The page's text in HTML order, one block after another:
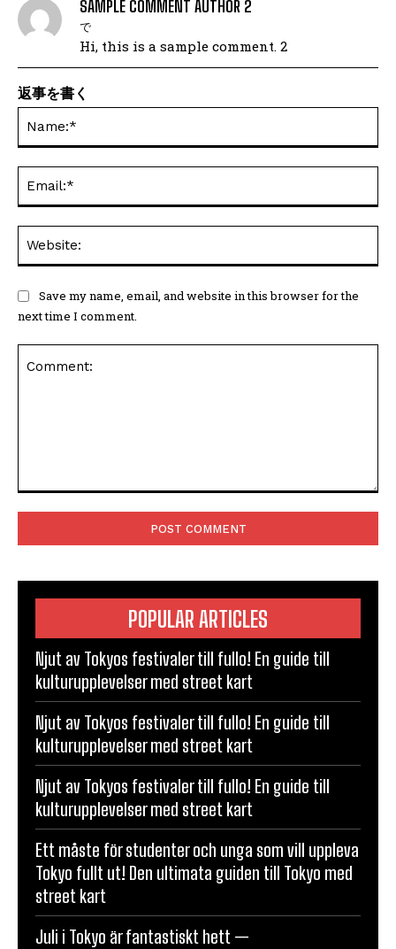
SAMPLE COMMENT AUTHOR 2
で
Hi, this is a sample comment. 2
返事を書く
Save my name, email, and website in this browser for the
next time I comment.
POPULAR ARTICLES
Njut av Tokyos festivaler till fullo! En guide till
kulturupplevelser med street kart
Njut av Tokyos festivaler till fullo! En guide till
kulturupplevelser med street kart
Njut av Tokyos festivaler till fullo! En guide till
kulturupplevelser med street kart
Ett måste för studenter och unga som vill uppleva
Tokyo fullt ut! Den ultimata guiden till Tokyo med
street kart
Juli i Tokyo är fantastiskt hett —